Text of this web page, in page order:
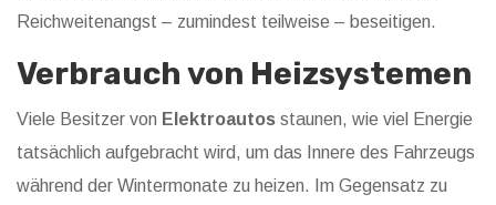
Reichweitenangst – zumindest teilweise – beseitigen.
Verbrauch von Heizsystemen
Viele Besitzer von Elektroautos staunen, wie viel Energie
tatsächlich aufgebracht wird, um das Innere des Fahrzeugs
während der Wintermonate zu heizen. Im Gegensatz zu